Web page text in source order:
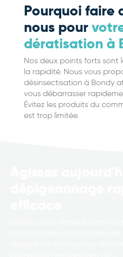
Pourquoi faire
nous pour
dératisation à
Nos deux points forts sont
la rapidité. Nous vous
désinsectisation à Bondy
vous débarrasser
Évitez les produits du
est trop limitée.